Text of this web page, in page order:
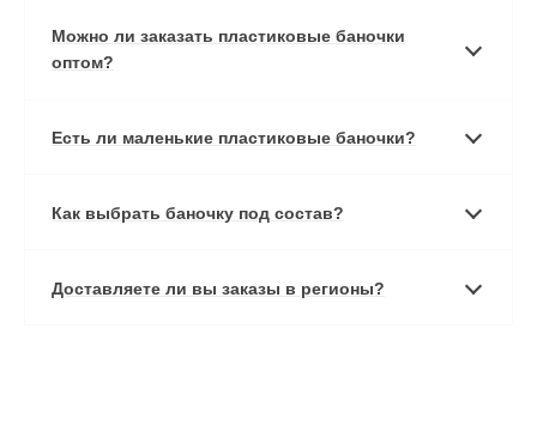
Можно ли заказать пластиковые баночки
оптом?
Есть ли маленькие пластиковые баночки?
Как выбрать баночку под состав?
Доставляете ли вы заказы в регионы?